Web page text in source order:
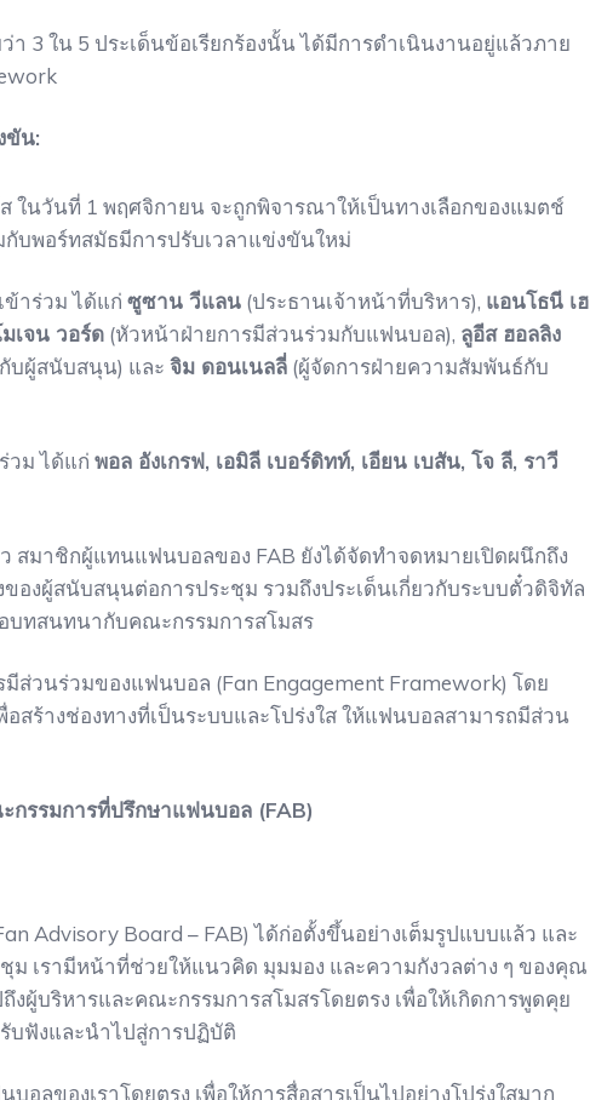
3 ใน 5 ประเด็นข้อเรียกร้องนั้น ได้มีการดำเนินงานอยู่แล้วภาย
ขัน:
ในวันที่ 1 พฤศจิกายน จะถูกพิจารณาให้เป็นทางเลือกของแมตช์
กับพอร์ทสมัธมีการปรับเวลาแข่งขันใหม่
ข้าร่วม ได้แก่ ซูซาน วีแลน (ประธานเจ้าหน้าที่บริหาร), แอนโธนี เฮ
เจน วอร์ด (หัวหน้าฝ่ายการมีส่วนร่วมกับแฟนบอล), ลูอีส ฮอลลิง
บผู้สนับสนุน) และ จิม ดอนเนลลี่ (ผู้จัดการฝ่ายความสัมพันธ์กับ
วม ได้แก่ พอล อังเกรฟ, เอมิลี เบอร์ดิทท์, เอียน เบสัน, โจ ลี, ราวี
สมาชิกผู้แทนแฟนบอลของ FAB ยังได้จัดทำจดหมายเปิดผนึกถึง
องผู้สนับสนุนต่อการประชุม รวมถึงประเด็นเกี่ยวกับระบบตั๋วดิจิทัล
บทสนทนากับคณะกรรมการสโมสร
ส่วนร่วมของแฟนบอล (Fan Engagement Framework) โดย
สร้างช่องทางที่เป็นระบบและโปร่งใส ให้แฟนบอลสามารถมีส่วน
รรมการที่ปรึกษาแฟนบอล (FAB)
Advisory Board – FAB) ได้ก่อตั้งขึ้นอย่างเต็มรูปแบบแล้ว และ
ม เรามีหน้าที่ช่วยให้แนวคิด มุมมอง และความกังวลต่าง ๆ ของคุณ
งผู้บริหารและคณะกรรมการสโมสรโดยตรง เพื่อให้เกิดการพูดคุย
บฟังและนำไปสู่การปฏิบัติ
อลของเราโดยตรง เพื่อให้การสื่อสารเป็นไปอย่างโปร่งใสมาก